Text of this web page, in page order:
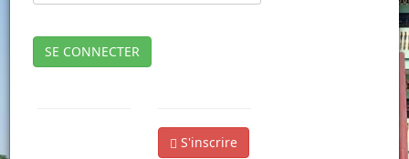
SE CONNECTER
S'inscrire